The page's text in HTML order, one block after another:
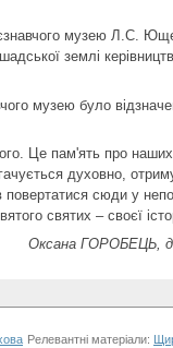
музею Л.С.
землі
музею було
Це пам'ять про наших
духовно,
сюди у
святих – своєї
Оксана ГОРОБЕЦЬ,
Релевантні матеріали: